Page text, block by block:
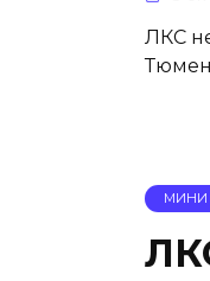
ЛКС
МИНИ